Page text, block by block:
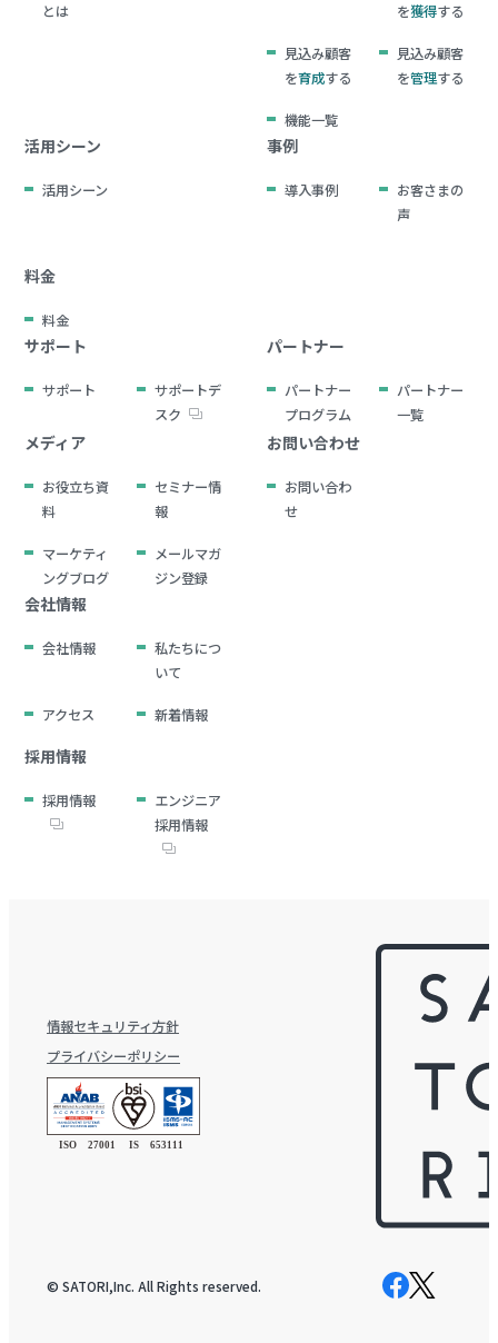
とは
を獲得する
見込み顧客
を育成する
見込み顧客
を管理する
機能一覧
活用シーン
活用シーン
事例
導入事例
お客さまの
声
料金
料金
サポート
サポート
サポートデ
スク
パートナー
パートナー
プログラム
パートナー
一覧
メディア
お役立ち資
料
セミナー情
報
マーケティ
ングブログ
メールマガ
ジン登録
お問い合わせ
お問い合わ
せ
会社情報
会社情報
私たちにつ
いて
アクセス 新着情報
採用情報
採用情報
エンジニア
採用情報
情報セキュリティ方針
プライバシーポリシー
© SATORI,Inc. All Rights reserved.